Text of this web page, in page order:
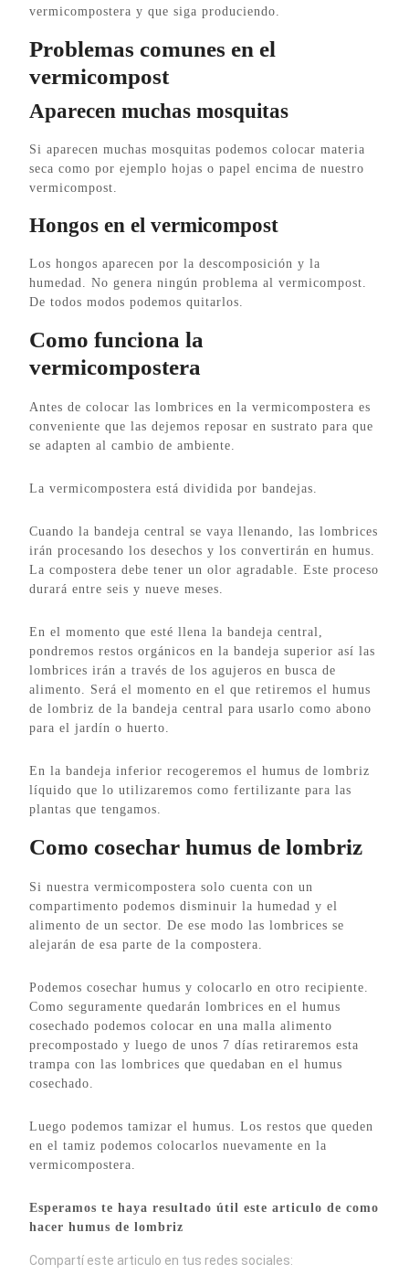
vermicompostera y que siga produciendo.
Problemas comunes en el
vermicompost
Aparecen muchas mosquitas
Si aparecen muchas mosquitas podemos colocar materia
seca como por ejemplo hojas o papel encima de nuestro
vermicompost.
Hongos en el vermicompost
Los hongos aparecen por la descomposición y la
humedad. No genera ningún problema al vermicompost.
De todos modos podemos quitarlos.
Como funciona la
vermicompostera
Antes de colocar las lombrices en la vermicompostera es
conveniente que las dejemos reposar en sustrato para que
se adapten al cambio de ambiente.
La vermicompostera está dividida por bandejas.
Cuando la bandeja central se vaya llenando, las lombrices
irán procesando los desechos y los convertirán en humus.
La compostera debe tener un olor agradable. Este proceso
durará entre seis y nueve meses.
En el momento que esté llena la bandeja central,
pondremos restos orgánicos en la bandeja superior así las
lombrices irán a través de los agujeros en busca de
alimento. Será el momento en el que retiremos el humus
de lombriz de la bandeja central para usarlo como abono
para el jardín o huerto.
En la bandeja inferior recogeremos el humus de lombriz
líquido que lo utilizaremos como fertilizante para las
plantas que tengamos.
Como cosechar humus de lombriz
Si nuestra vermicompostera solo cuenta con un
compartimento podemos disminuir la humedad y el
alimento de un sector. De ese modo las lombrices se
alejarán de esa parte de la compostera.
Podemos cosechar humus y colocarlo en otro recipiente.
Como seguramente quedarán lombrices en el humus
cosechado podemos colocar en una malla alimento
precompostado y luego de unos 7 días retiraremos esta
trampa con las lombrices que quedaban en el humus
cosechado.
Luego podemos tamizar el humus. Los restos que queden
en el tamiz podemos colocarlos nuevamente en la
vermicompostera.
Esperamos te haya resultado útil este articulo de como
hacer humus de lombriz
Compartí este articulo en tus redes sociales: